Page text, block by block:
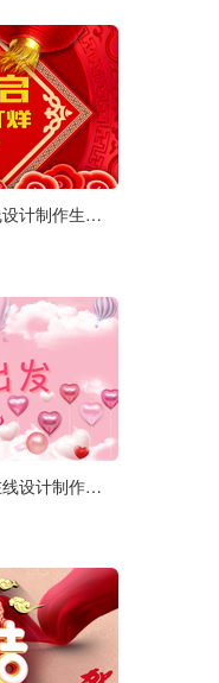
950px 盛典开启公众号首图模板在线设计制作生成二维码模板图片
950px 向幸福出发公众号首图模板在线设计制作生成二维码模板图片